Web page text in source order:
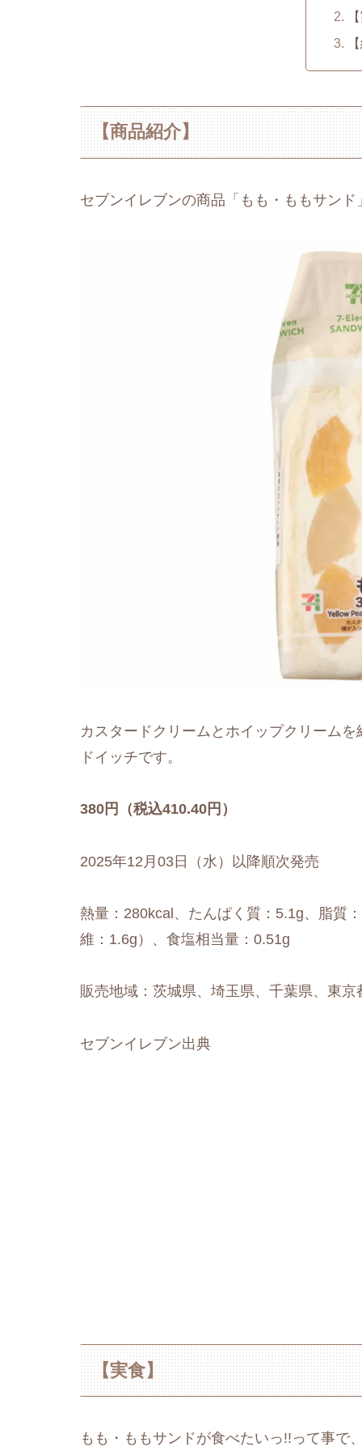
【商品紹介】
セブンイレブンの商品「もも・ももサン
カスタードクリームとホイップクリーム
ドイッチです。
380円（税込410.40円）
2025年12月03日（水）以降順次発売
熱量：280kcal、たんぱく質：5.1g、脂質
維：1.6g）、食塩相当量：0.51g
販売地域：茨城県、埼玉県、千葉県、東
セブンイレブン出典
【実食】
もも・ももサンドが食べたいっ!!って事で